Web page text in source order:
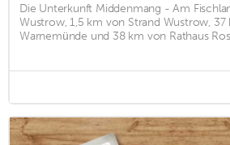
Die Unterkunft Middenmang - Am
Wustrow, 1,5 km von Strand Wustrow, 37
Warnemünde und 38 km von Rathaus